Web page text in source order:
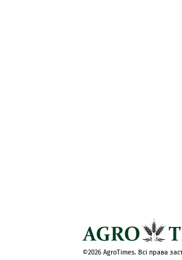
©2026 AgroTimes. Всі права